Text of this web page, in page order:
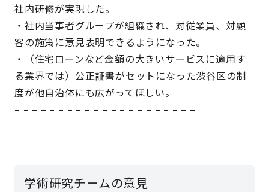
社内研修が実現した。
・社内当事者グループが組織され、対従業員、対顧
客の施策に意見表明できるようになった。
・（住宅ローンなど金額の大きいサービスに適用す
る業界では）公正証書がセットになった渋谷区の制
度が他自治体にも広がってほしい。
– – – – – – – – – – – – – – – – – – – – –
学術研究チームの意見